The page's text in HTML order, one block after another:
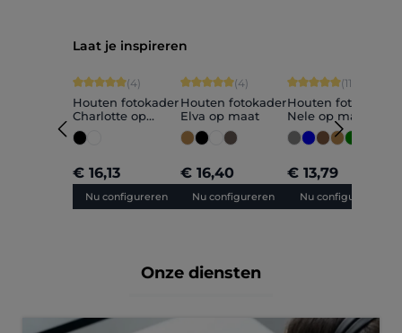
Productgalerij overslaan
Laat je inspireren
Gemiddelde score van 5 op 5 sterren
(4)
Houten fotokader
Charlotte op
maat
€ 16,13
Nu configureren
Gemiddelde score van 5 op 5 sterren
(4)
Houten fotokader
Elva op maat
€ 16,40
Nu configureren
Gemiddelde score
(11)
Houten fotokader
Nele op maat
€ 13,79
Nu configureren
Onze diensten